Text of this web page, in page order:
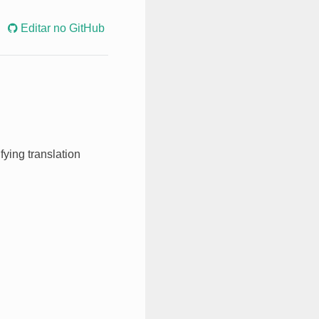
Editar no GitHub
translation